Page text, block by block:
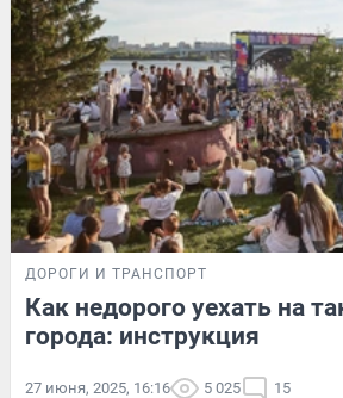
ДОРОГИ И ТРАНСПОРТ
Как недорого уехать на
города: инструкция
27 июня, 2025, 16:16 5 025 15